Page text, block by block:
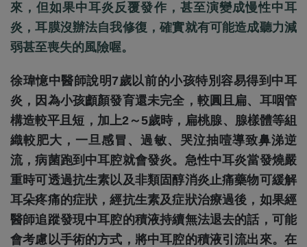
來，但如果中耳炎反覆發作，甚至演變成慢性中耳
炎，耳膜沒辦法自我修復，確實就有可能造成聽力減
弱甚至喪失的風險喔。
徐瑋憶中醫師說明7歲以前的小孩特別容易得到中耳
炎，因為小孩顱顏發育還未完全，較圓且扁、耳咽管
構造較平且短，加上2～5歲時，扁桃腺、腺樣體等組
織較肥大，一旦感冒、過敏、哭泣抽噎導致鼻涕逆
流，病菌跑到中耳腔就會發炎。急性中耳炎當發燒嚴
重時可透過抗生素以及非類固醇消炎止痛藥物可緩解
耳朵疼痛的症狀，經抗生素及症狀治療過後，如果經
醫師追蹤發現中耳腔的積液持續無法退去的話，可能
會考慮以手術的方式，將中耳腔的積液引流出來。在